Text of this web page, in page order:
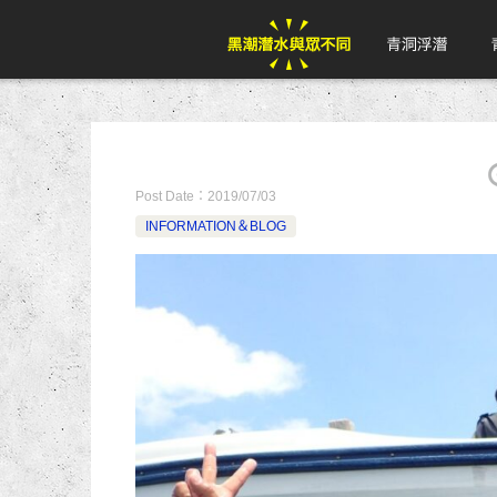
Post Date： 2019/07/03
INFORMATION＆BLOG